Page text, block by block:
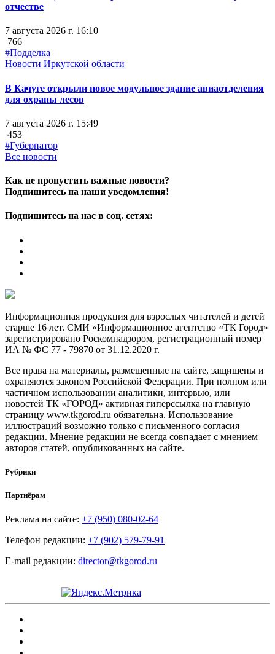
отчестве
7 августа 2026 г. 16:10
766
#Подделка
Новости Иркутской области
В Качуге открыли новое модульное здание авиаотделения
для охраны лесов
7 августа 2026 г. 15:49
453
#Губернатор
Все новости
Как не пропустить важные новости?
Подпишитесь на наши уведомления!
Подпишитесь на нас в соц. сетях:
Информационная продукция для взрослых читателей и детей
старше 16 лет. СМИ «Информационное агентство «ТК Город»
зарегистрировано Роскомнадзором, регистрационный номер
ИА № ФС 77 - 79870 от 31.12.2020 г.
Все права на материалы, размещенные на сайте, защищены и
охраняются законом Российской Федерации. При полном или
частичном использовании аналитики, интервью, или
новостей ТК «ГОРОД» активная гиперссылка на главную
страницу www.tkgorod.ru обязательна. Использование
иллюстраций возможно только с письменного согласия
редакции. Мнение редакции не всегда совпадает с мнением
авторов статей, опубликованных на сайте.
Рубрики
Партнёрам
Реклама на сайте: +7 (950) 080-02-64
Телефон редакции: +7 (902) 579-79-91
E-mail редакции: director@tkgorod.ru